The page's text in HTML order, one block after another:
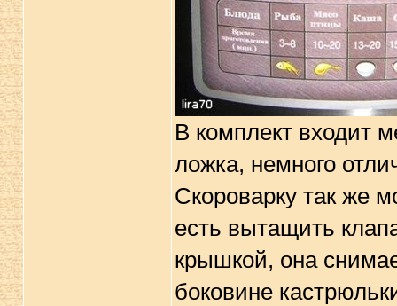
В комплект входит
ложка, немного
Скороварку так же
есть вытащить
крышкой, она
боковине